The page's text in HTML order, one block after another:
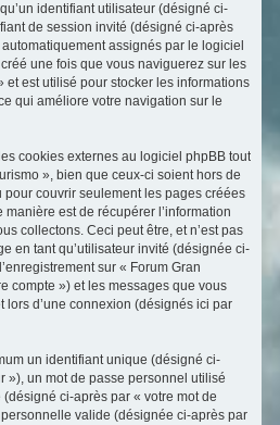
identifiant utilisateur (désigné ci-
de session invité (désigné ci-après
assignés par le logiciel
une fois que vous naviguerez sur les
et est utilisé pour stocker les informations
qui améliore votre navigation sur le
cookies externes au logiciel phpBB tout
», bien que ceux-ci soient hors de
couvrir seulement les pages créées
est de récupérer l’information
collectons. Ceci peut être, et n’est pas
en tant qu’utilisateur invité (désignée ci-
sur « Forum Gran
compte ») et les messages que vous
lors d’une connexion (désignés ici par
un identifiant unique (désigné ci-
»), un mot de passe personnel utilisé
ci-après par « votre mot de
valide (désignée ci-après par